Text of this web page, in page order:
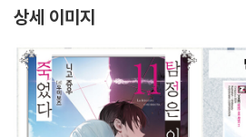
상세 이미지